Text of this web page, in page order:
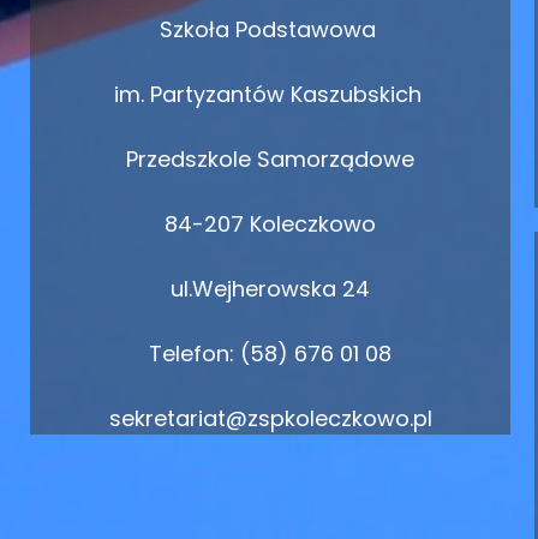
Szkoła Podstawowa
im. Partyzantów Kaszubskich
Przedszkole Samorządowe
84-207 Koleczkowo
ul.Wejherowska 24
Telefon: (58) 676 01 08
sekretariat@zspkoleczkowo.pl